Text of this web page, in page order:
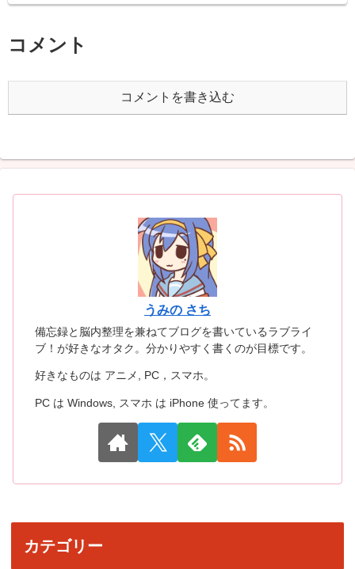
コメント
コメントを書き込む
うみの さち
備忘録と脳内整理を兼ねてブログを書いているラブライ
ブ！が好きなオタク。分かりやすく書くのが目標です。
好きなものは アニメ, PC，スマホ。
PC は Windows, スマホ は iPhone 使ってます。
カテゴリー